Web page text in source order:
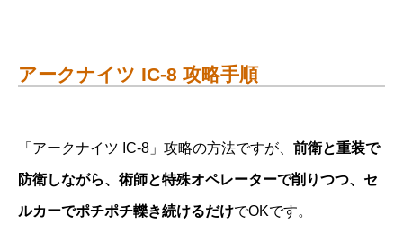
アークナイツ IC-8 攻略手順
「アークナイツ IC-8」攻略の方法ですが、 前衛と重装で
防衛しながら、術師と特殊オペレーターで削りつつ、セ
ルカーでポチポチ轢き続けるだけでOKです。